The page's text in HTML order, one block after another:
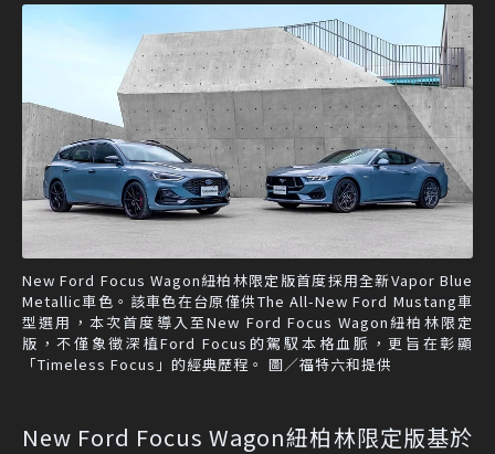
New Ford Focus Wagon紐柏林限定版首度採用全新Vapor Blue
Metallic車色。該車色在台原僅供The All-New Ford Mustang車
型選用，本次首度導入至New Ford Focus Wagon紐柏林限定
版，不僅象徵深植Ford Focus的駕馭本格血脈，更旨在彰顯
「Timeless Focus」的經典歷程。 圖／福特六和提供
New Ford Focus Wagon紐柏林限定版基於